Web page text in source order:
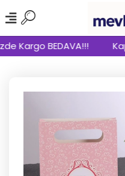
Kargo BEDAVA!!!